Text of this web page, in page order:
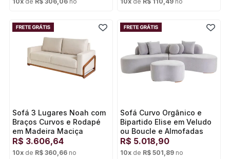
Sofá 3 Lugares Noah com
Braços Curvos e Rodapé
em Madeira Maciça
R$ 3.606,64
10x de R$ 360,66 no
Sofá Curvo Orgânico e
Bipartido Elise em Veludo
ou Boucle e Almofadas
Soltas Decorativas
R$ 5.018,90
10x de R$ 501,89 no